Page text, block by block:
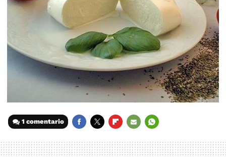
1 comentario
MAIL